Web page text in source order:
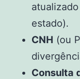
estado).
CNH (ou
Consulta